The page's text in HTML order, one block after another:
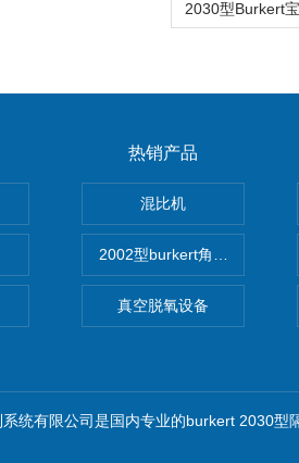
热销产品
混比机
2002型burkert角座阀
真空脱氧设备
统有限公司是国内专业的burkert 2030型